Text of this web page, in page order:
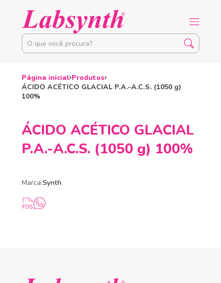
Página inicial Produtos
ÁCIDO ACÉTICO GLACIAL P.A.-A.C.S. (1050 g)
100%
ÁCIDO ACÉTICO GLACIAL
P.A.-A.C.S. (1050 g) 100%
Marca:Synth